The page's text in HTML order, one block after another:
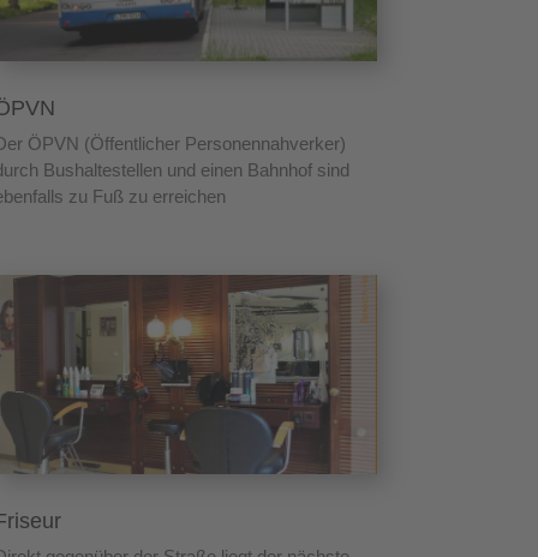
ÖPVN (Öffentlicher Personennahverker)
Bushaltestellen und einen Bahnhof sind
zu Fuß zu erreichen